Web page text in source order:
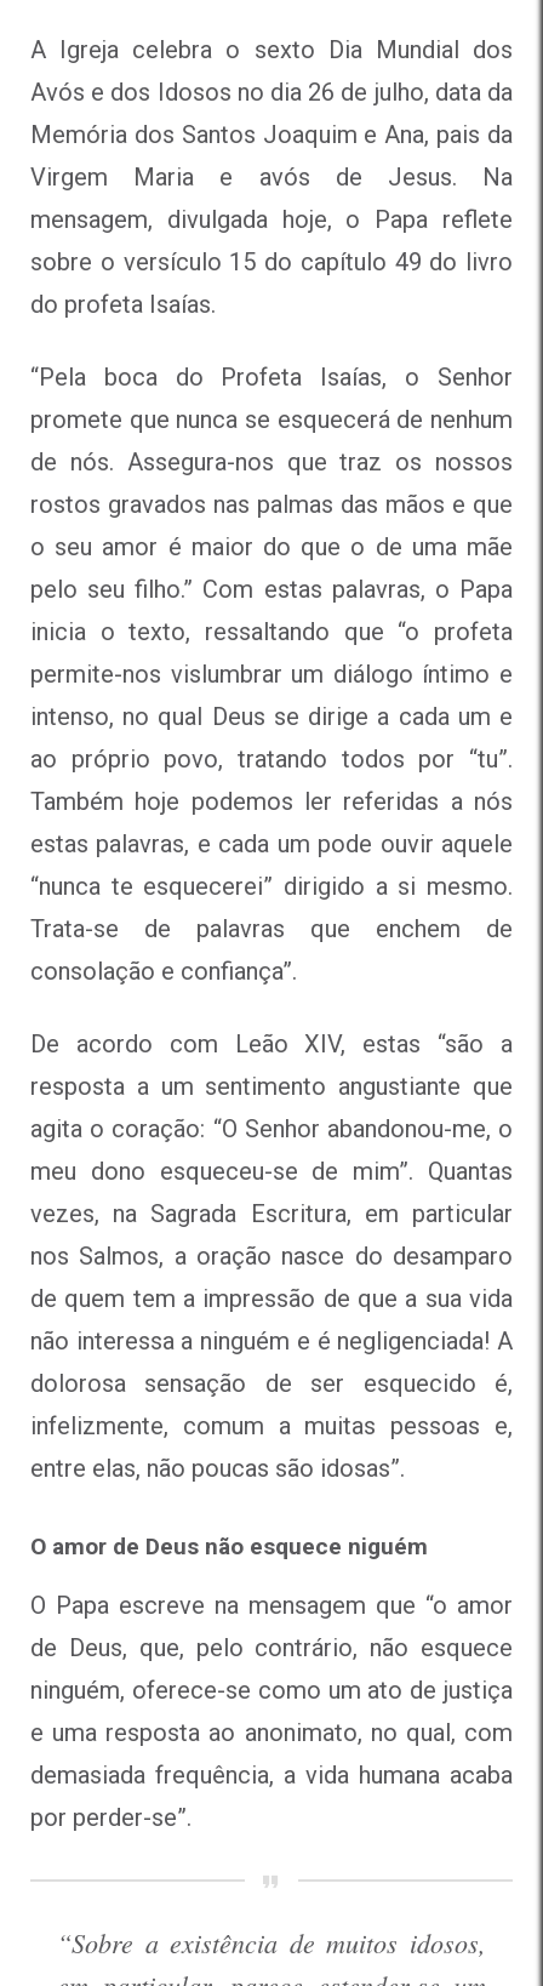
A Igreja celebra o sexto Dia Mundial dos
Avós e dos Idosos no dia 26 de julho, data da
Memória dos Santos Joaquim e Ana, pais da
Virgem Maria e avós de Jesus. Na
mensagem, divulgada hoje, o Papa reflete
sobre o versículo 15 do capítulo 49 do livro
do profeta Isaías.
“Pela boca do Profeta Isaías, o Senhor
promete que nunca se esquecerá de nenhum
de nós. Assegura-nos que traz os nossos
rostos gravados nas palmas das mãos e que
o seu amor é maior do que o de uma mãe
pelo seu filho.” Com estas palavras, o Papa
inicia o texto, ressaltando que “o profeta
permite-nos vislumbrar um diálogo íntimo e
intenso, no qual Deus se dirige a cada um e
ao próprio povo, tratando todos por “tu”.
Também hoje podemos ler referidas a nós
estas palavras, e cada um pode ouvir aquele
“nunca te esquecerei” dirigido a si mesmo.
Trata-se de palavras que enchem de
consolação e confiança”.
De acordo com Leão XIV, estas “são a
resposta a um sentimento angustiante que
agita o coração: “O Senhor abandonou-me, o
meu dono esqueceu-se de mim”. Quantas
vezes, na Sagrada Escritura, em particular
nos Salmos, a oração nasce do desamparo
de quem tem a impressão de que a sua vida
não interessa a ninguém e é negligenciada! A
dolorosa sensação de ser esquecido é,
infelizmente, comum a muitas pessoas e,
entre elas, não poucas são idosas”.
O amor de Deus não esquece niguém
O Papa escreve na mensagem que “o amor
de Deus, que, pelo contrário, não esquece
ninguém, oferece-se como um ato de justiça
e uma resposta ao anonimato, no qual, com
demasiada frequência, a vida humana acaba
por perder-se”.
“Sobre a existência de muitos idosos,